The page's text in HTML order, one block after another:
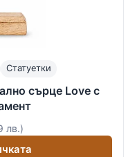
Статуетки
сърце Love с
лв.)